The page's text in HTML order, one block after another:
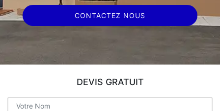
CONTACTEZ NOUS
DEVIS GRATUIT